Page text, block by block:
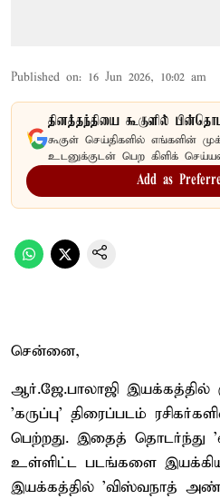
Published on: 16 Jun 2026, 10:02 am
தினத்தந்தியை கூகுளில்
கூகுள் செய்திகளில் எங்களின்
உடனுக்குடன் பெற கிளிக்
Add as
சென்னை,
ஆர்.ஜே.பாலாஜி இயக்கத்தில்
'கருப்பு' திரைப்படம்
பெற்றது. இதைத் தொடர்ந்து
உள்ளிட்ட படங்களை
இயக்கத்தில் 'விஸ்வநாத்